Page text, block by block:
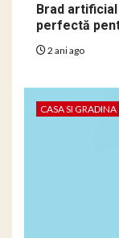
Brad
perfectă
2 ani ago
CASA SI GRADINA